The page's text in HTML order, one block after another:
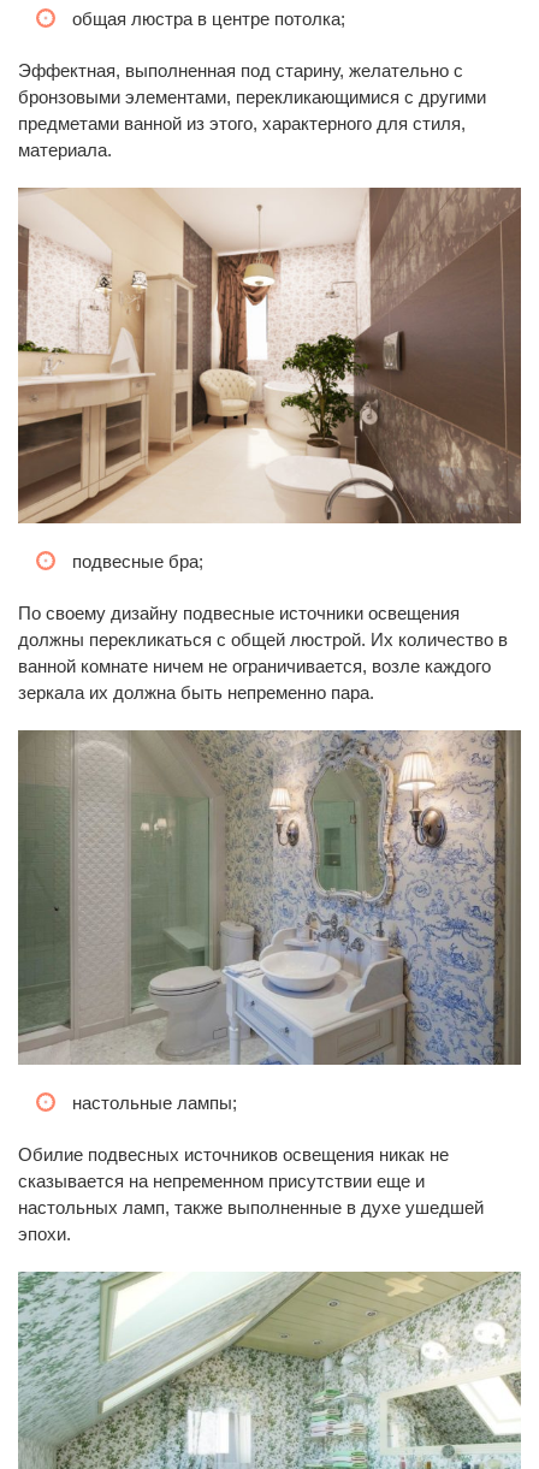
общая люстра в центре потолка;
Эффектная, выполненная под старину, желательно с
бронзовыми элементами, перекликающимися с другими
предметами ванной из этого, характерного для стиля,
материала.
подвесные бра;
По своему дизайну подвесные источники освещения
должны перекликаться с общей люстрой. Их количество в
ванной комнате ничем не ограничивается, возле каждого
зеркала их должна быть непременно пара.
настольные лампы;
Обилие подвесных источников освещения никак не
сказывается на непременном присутствии еще и
настольных ламп, также выполненные в духе ушедшей
эпохи.